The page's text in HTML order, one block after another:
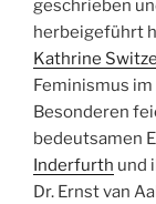
geschrieben
herbeigeführt
Kathrine
Feminismus
Besonderen
bedeutsamen
Inderfurth und
Dr. Ernst van